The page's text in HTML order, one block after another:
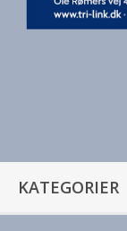
KATEGORIER